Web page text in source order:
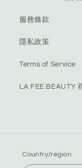
服務條款
隱私政策
Terms of Service
LA FEE BEAUTY
Country/region